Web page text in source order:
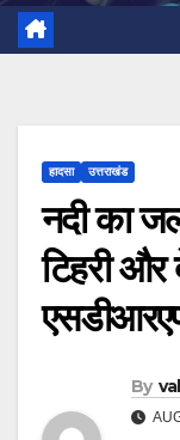
हादसा उत्तराखंड
नदी का
टिहरी और
By